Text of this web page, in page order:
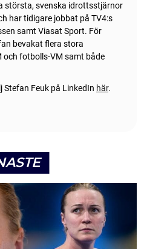
största, svenska idrottsstjärnor
har tidigare jobbat på TV4:s
samt Viasat Sport. För
bevakat flera stora
och fotbolls-VM samt både
Stefan Feuk på LinkedIn här.